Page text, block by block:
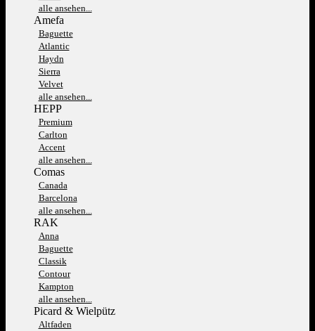
alle ansehen...
Amefa
Baguette
Atlantic
Haydn
Sierra
Velvet
alle ansehen...
HEPP
Premium
Carlton
Accent
alle ansehen...
Comas
Canada
Barcelona
alle ansehen...
RAK
Anna
Baguette
Classik
Contour
Kampton
alle ansehen...
Picard & Wielpütz
Altfaden